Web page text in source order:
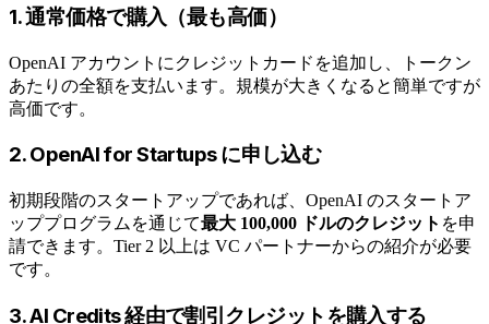
1. 通常価格で購入（最も高価）
OpenAI アカウントにクレジットカードを追加し、トークン
あたりの全額を支払います。規模が大きくなると簡単ですが
高価です。
2. OpenAI for Startups に申し込む
初期段階のスタートアップであれば、OpenAI のスタートア
ッププログラムを通じて最大 100,000 ドルのクレジット を申
請できます。Tier 2 以上は VC パートナーからの紹介が必要
です。
3. AI Credits 経由で割引クレジットを購入する